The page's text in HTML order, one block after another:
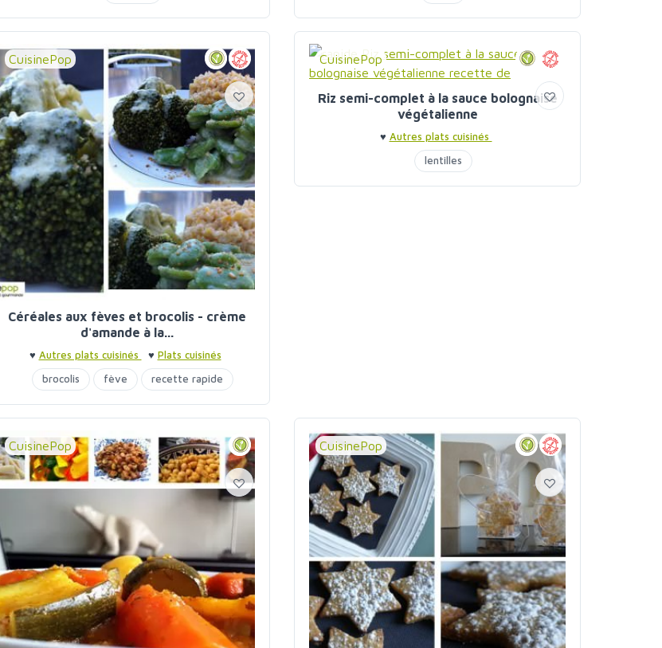
CuisinePop
Céréales aux fèves et brocolis - crème
d'amande à la...
♥ Autres plats cuisinés ♥ Plats cuisinés
brocolis
fève recette rapide
CuisinePop
Riz semi-complet à la sauce bolognaise
végétalienne
♥ Autres plats cuisinés
lentilles
CuisinePop CuisinePop